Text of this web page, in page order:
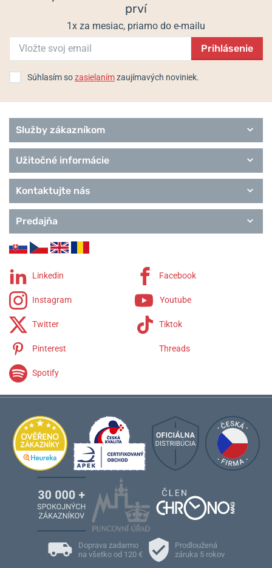
prví
1x za mesiac, priamo do e-mailu
Prihlásenie
Súhlasím sozasielanímzaujímavých noviniek.
Služby zákazníkom
Užitočné informácie
Kontaktujte nás
Predajňa
Linkedin Facebook
Instagram Youtube
Twitter Tiktok
Pinterest Threads
Spotify
Doprava zadarmo
na všetko od 120 €
Prodloužená
záruka 5 rokov